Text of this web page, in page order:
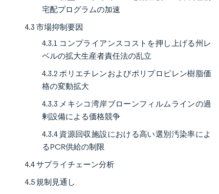
宅配プログラムの加速
4.3 市場抑制要因
4.3.1 コンプライアンスコストを押し上げる州レ
ベルの拡大生産者責任法の乱立
4.3.2 ポリエチレンおよびポリプロピレン樹脂価
格の変動拡大
4.3.3 メキシコ湾岸ブローンフィルムラインの過
剰設備による価格競争
4.3.4 資源回収施設における高い選別汚染率によ
るPCR供給の制限
4.4 サプライチェーン分析
4.5 規制見通し